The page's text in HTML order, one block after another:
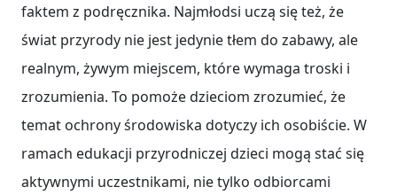
faktem z podręcznika. Najmłodsi uczą się też, że
świat przyrody nie jest jedynie tłem do zabawy, ale
realnym, żywym miejscem, które wymaga troski i
zrozumienia. To pomoże dzieciom zrozumieć, że
temat ochrony środowiska dotyczy ich osobiście. W
ramach edukacji przyrodniczej dzieci mogą stać się
aktywnymi uczestnikami, nie tylko odbiorcami